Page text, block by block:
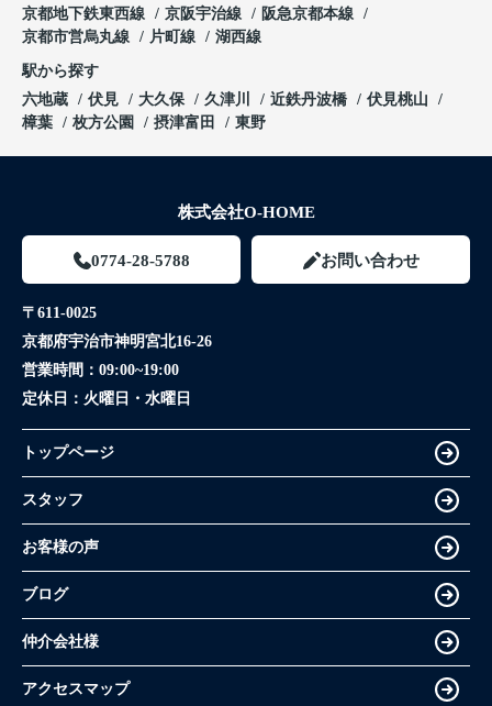
京都地下鉄東西線
京阪宇治線
阪急京都本線
京都市営烏丸線
片町線 湖西線
駅から探す
六地蔵
伏見 大久保 久津川 近鉄丹波橋
伏見桃山
樟葉
枚方公園 摂津富田 東野
株式会社O-HOME
0774-28-5788 お問い合わせ
〒611-0025
京都府宇治市神明宮北16-26
営業時間： 09:00~19:00
定休日： 火曜日・水曜日
トップページ
スタッフ
お客様の声
ブログ
仲介会社様
アクセスマップ